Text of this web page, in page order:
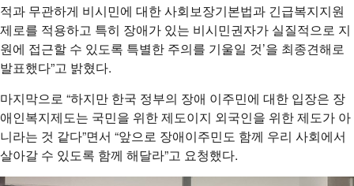
적과 무관하게 비시민에 대한 사회보장기본법과 긴급복지지원
제로를 적용하고 특히 장애가 있는 비시민권자가 실질적으로 지
원에 접근할 수 있도록 특별한 주의를 기울일 것’을 최종견해로
발표했다”고 밝혔다.
마지막으로 “하지만 한국 정부의 장애 이주민에 대한 입장은 장
애인복지제도는 국민을 위한 제도이지 외국인을 위한 제도가 아
니라는 것 같다”면서 “앞으로 장애이주민도 함께 우리 사회에서
살아갈 수 있도록 함께 해달라”고 요청했다.